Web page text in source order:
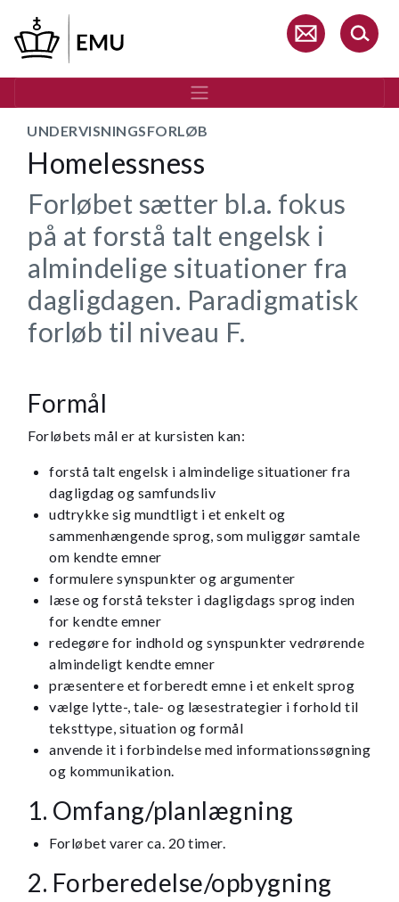
hovedindhold
UNDERVISNINGSFORLØB
Homelessness
Forløbet sætter bl.a. fokus
på at forstå talt engelsk i
almindelige situationer fra
dagligdagen. Paradigmatisk
forløb til niveau F.
Formål
Forløbets mål er at kursisten kan:
forstå talt engelsk i almindelige situationer fra
dagligdag og samfundsliv
udtrykke sig mundtligt i et enkelt og
sammenhængende sprog, som muliggør samtale
om kendte emner
formulere synspunkter og argumenter
læse og forstå tekster i dagligdags sprog inden
for kendte emner
redegøre for indhold og synspunkter vedrørende
almindeligt kendte emner
præsentere et forberedt emne i et enkelt sprog
vælge lytte-, tale- og læsestrategier i forhold til
teksttype, situation og formål
anvende it i forbindelse med informationssøgning
og kommunikation.
1. Omfang/planlægning
Forløbet varer ca. 20 timer.
2. Forberedelse/opbygning